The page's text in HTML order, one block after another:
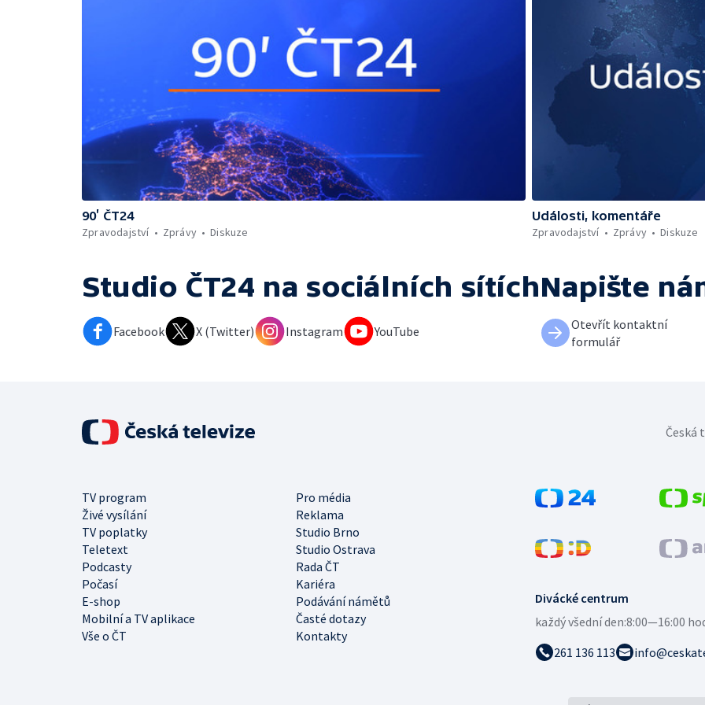
90’ ČT24
Zpravodajství
Zprávy Diskuze
Události, komentáře
Zpravodajství
Zprávy Diskuze
Studio ČT24 na sociálních sítích
Facebook X (Twitter) Instagram YouTube
Napište
Otevřít kontaktní
formulář
Divácké centrum
každý všední den:8:00—16:00
261 136 113
TV program
Pro média
Živé vysílání
Reklama
TV poplatky
Studio Brno
Teletext
Studio Ostrava
Podcasty
Rada ČT
Počasí
Kariéra
E-shop
Podávání námětů
Mobilní a TV aplikace
Časté dotazy
Vše o ČT
Kontakty
Česká